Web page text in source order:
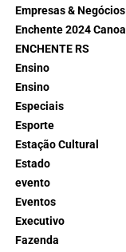
Empresas & Negócios
Enchente 2024
ENCHENTE RS
Ensino
Ensino
Especiais
Esporte
Estação Cultural
Estado
evento
Eventos
Executivo
Fazenda